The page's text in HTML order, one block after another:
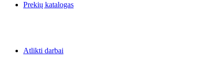
Prekių katalogas
Atlikti darbai